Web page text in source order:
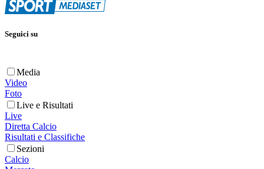
Seguici su
Media
Video
Foto
Live e Risultati
Live
Diretta Calcio
Risultati e Classifiche
Sezioni
Calcio